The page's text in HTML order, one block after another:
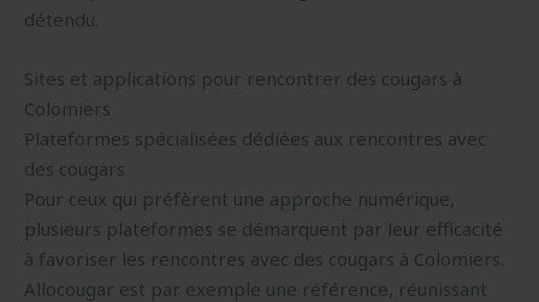
détendu.
Sites et applications pour rencontrer des cougars à
Colomiers
Plateformes spécialisées dédiées aux rencontres avec
des cougars
Pour ceux qui préfèrent une approche numérique,
plusieurs plateformes se démarquent par leur efficacité
à favoriser les rencontres avec des cougars à Colomiers.
Allocougar est par exemple une référence, réunissant